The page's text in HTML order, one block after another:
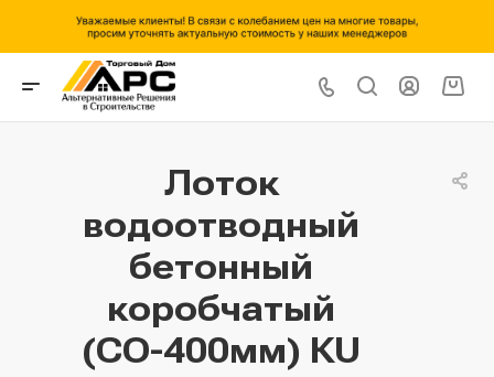
Лоток
водоотводный
бетонный
коробчатый
(СО-400мм) КU